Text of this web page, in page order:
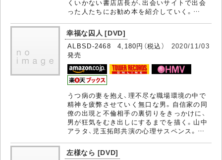
くいかない書店店長が、出会いサイトで出会
った人たちにお勧め本を紹介していく。…
幸福な囚人 [DVD]
ALBSD-2468 4,180円（税込） 2020/11/03
発売
うつ病の妻を抱え、理不尽な職場環境の中で
精神を疲弊させていく無口な男。自信家の同
僚の出現と不倫相手の裏切りをきっかけに、
男が狂気をむき出しにするまでを描く。山中
アラタ、児玉拓郎共演の心理サスペンス。…
左様なら [DVD]